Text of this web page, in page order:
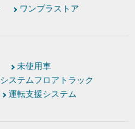
ワンプラストア
未使用車
システムフロアトラック
運転支援システム